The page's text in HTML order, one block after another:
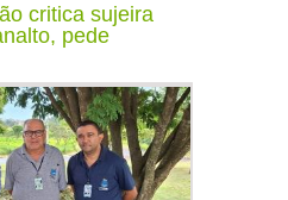
critica sujeira
pede